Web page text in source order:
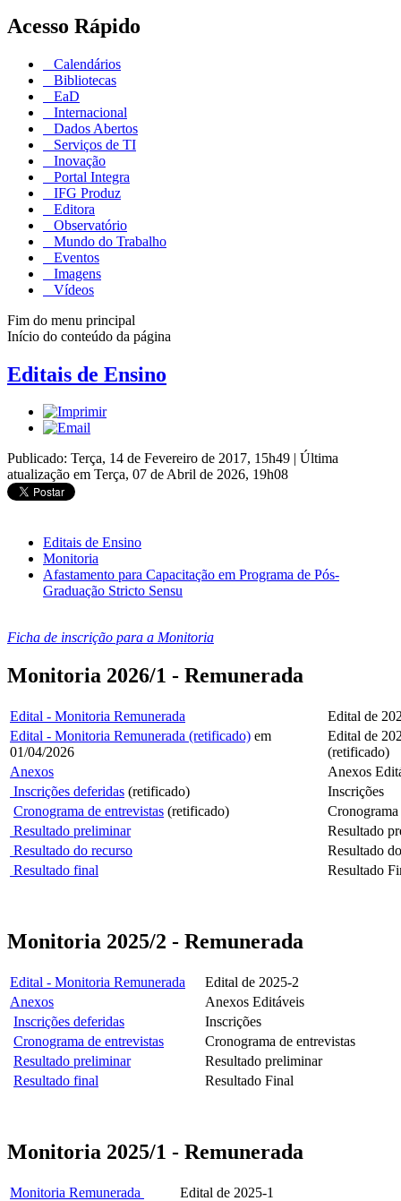
Acesso Rápido
Calendários
Bibliotecas
EaD
Internacional
Dados Abertos
Serviços de TI
Inovação
Portal Integra
IFG Produz
Editora
Observatório
Mundo do Trabalho
Eventos
Imagens
Vídeos
Fim do menu principal
Início do conteúdo da página
Editais de Ensino
Publicado: Terça, 14 de Fevereiro de 2017, 15h49 | Última
atualização em Terça, 07 de Abril de 2026, 19h08
Editais de Ensino
Monitoria
Afastamento para Capacitação em Programa de Pós-
Graduação Stricto Sensu
Ficha de inscrição para a Monitoria
Monitoria 2026/1 - Remunerada
Edital - Monitoria Remunerada
Edital de
Edital - Monitoria Remunerada (retificado) em
01/04/2026
Edital de
(retificado)
Anexos
Anexos
Inscrições deferidas (retificado)
Inscrições
Cronograma de entrevistas (retificado)
Cronograma
Resultado preliminar
Resultado
Resultado do recurso
Resultado
Resultado final
Resultado
Monitoria 2025/2 - Remunerada
Edital - Monitoria Remunerada
Edital de 2025-2
Anexos
Anexos Editáveis
Inscrições deferidas
Inscrições
Cronograma de entrevistas
Cronograma de entrevistas
Resultado preliminar
Resultado preliminar
Resultado final
Resultado Final
Monitoria 2025/1 - Remunerada
Monitoria Remunerada
Edital de 2025-1